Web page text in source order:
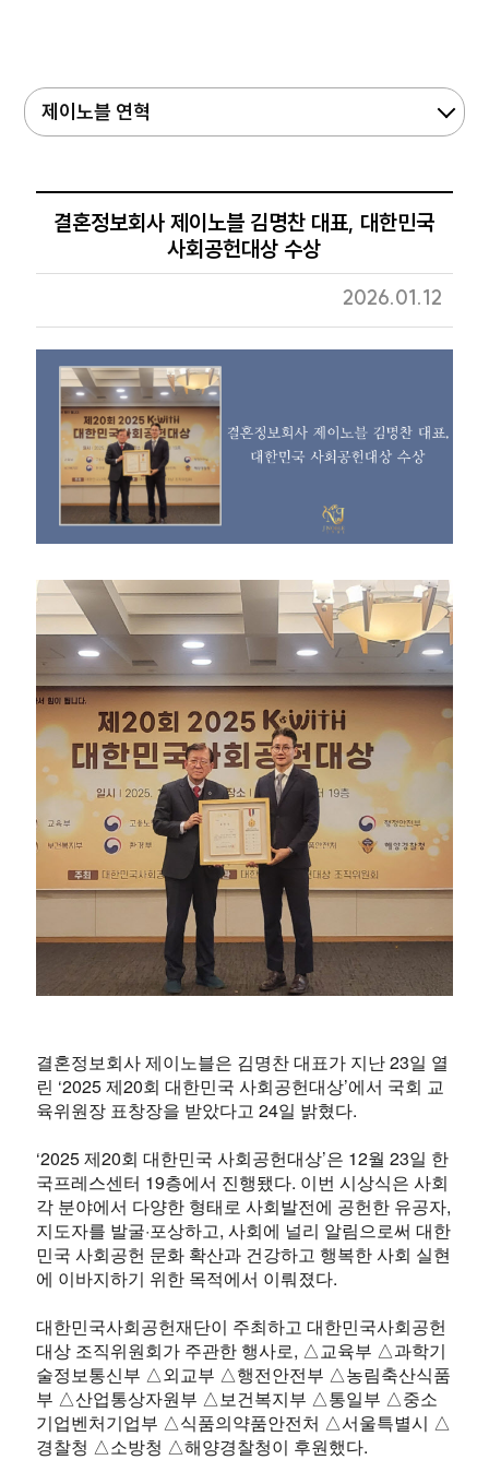
제이노블 연혁
결혼정보회사 제이노블 김명찬 대표, 대한민국
사회공헌대상 수상
2026.01.12
결혼정보회사 제이노블은 김명찬 대표가 지난 23일 열
린 ‘2025 제20회 대한민국 사회공헌대상’에서 국회 교
육위원장 표창장을 받았다고 24일 밝혔다.
‘2025 제20회 대한민국 사회공헌대상’은 12월 23일 한
국프레스센터 19층에서 진행됐다. 이번 시상식은 사회
각 분야에서 다양한 형태로 사회발전에 공헌한 유공자,
지도자를 발굴·포상하고, 사회에 널리 알림으로써 대한
민국 사회공헌 문화 확산과 건강하고 행복한 사회 실현
에 이바지하기 위한 목적에서 이뤄졌다.
대한민국사회공헌재단이 주최하고 대한민국사회공헌
대상 조직위원회가 주관한 행사로, △교육부 △과학기
술정보통신부 △외교부 △행전안전부 △농림축산식품
부 △산업통상자원부 △보건복지부 △통일부 △중소
기업벤처기업부 △식품의약품안전처 △서울특별시 △
경찰청 △소방청 △해양경찰청이 후원했다.